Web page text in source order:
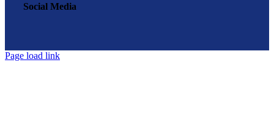
Social Media
Page load link